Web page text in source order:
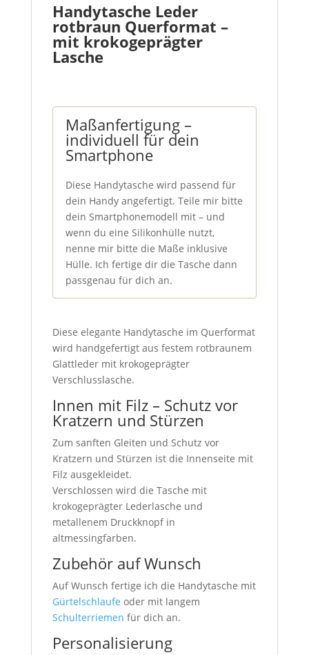
Handytasche Leder
rotbraun Querformat –
mit krokogeprägter
Lasche
Maßanfertigung –
individuell für dein
Smartphone
Diese Handytasche wird passend für
dein Handy angefertigt. Teile mir bitte
dein Smartphonemodell mit – und
wenn du eine Silikonhülle nutzt,
nenne mir bitte die Maße inklusive
Hülle. Ich fertige dir die Tasche dann
passgenau für dich an.
Diese elegante Handytasche im Querformat
wird handgefertigt aus festem rotbraunem
Glattleder mit krokogeprägter
Verschlusslasche.
Innen mit Filz – Schutz vor
Kratzern und Stürzen
Zum sanften Gleiten und Schutz vor
Kratzern und Stürzen ist die Innenseite mit
Filz ausgekleidet.
Verschlossen wird die Tasche mit
krokogeprägter Lederlasche und
metallenem Druckknopf in
altmessingfarben.
Zubehör auf Wunsch
Auf Wunsch fertige ich die Handytasche mit
Gürtelschlaufe oder mit langem
Schulterriemen für dich an.
Personalisierung